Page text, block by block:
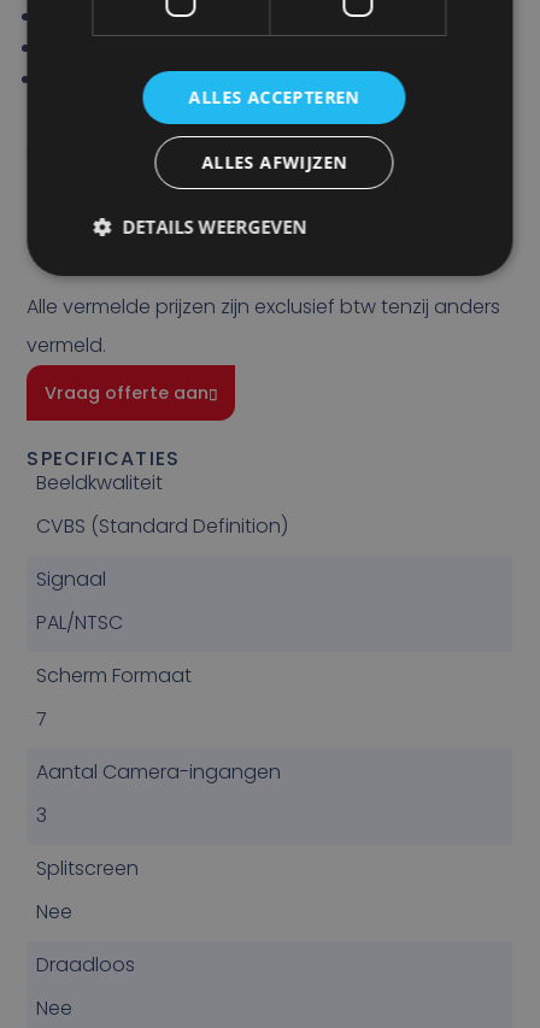
Hoogte: 142 mm
Gewicht: 790 gram
€ 640,48
Alle vermelde prijzen zijn exclusief btw tenzij anders
vermeld.
Vraag offerte aan
SPECIFICATIES
Beeldkwaliteit
CVBS (Standard Definition)
Signaal
PAL/NTSC
Scherm Formaat
7
Aantal Camera-ingangen
3
Splitscreen
Nee
Draadloos
Nee
ALLES ACCEPTEREN
ALLES AFWIJZEN
DETAILS WEERGEVEN